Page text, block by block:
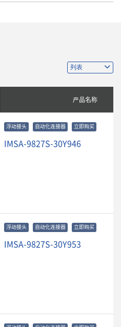
产品名称
浮动接头 自动化连接器 立即购买
IMSA-9827S-30Y946
浮动接头 自动化连接器 立即购买
IMSA-9827S-30Y953